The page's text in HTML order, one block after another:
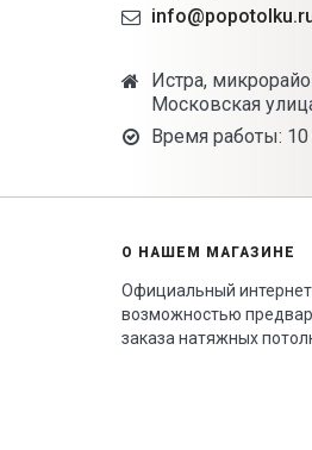
Истра,
Московская
Время работы: 10
О НАШЕМ МАГАЗИНЕ
Официальный
возможностью
заказа натяжных